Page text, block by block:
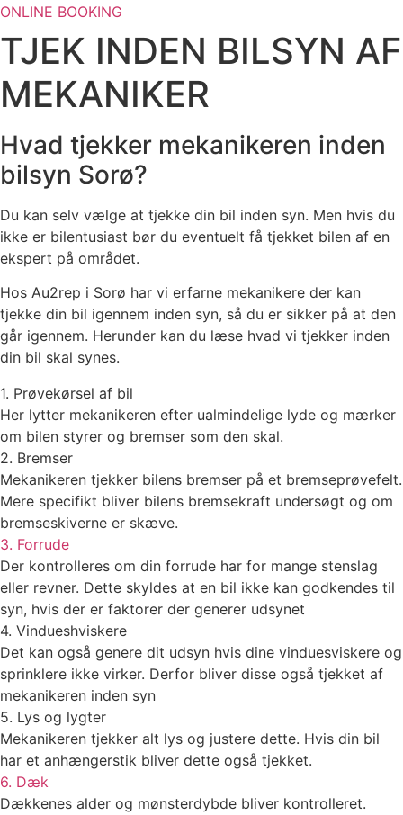
ONLINE BOOKING
TJEK INDEN BILSYN AF
MEKANIKER
Hvad tjekker mekanikeren inden
bilsyn Sorø?​
Du kan selv vælge at tjekke din bil inden syn. Men hvis du
ikke er bilentusiast bør du eventuelt få tjekket bilen af en
ekspert på området.
Hos Au2rep i Sorø har vi erfarne mekanikere der kan
tjekke din bil igennem inden syn, så du er sikker på at den
går igennem. Herunder kan du læse hvad vi tjekker inden
din bil skal synes.
1. Prøvekørsel af bil
Her lytter mekanikeren efter ualmindelige lyde og mærker
om bilen styrer og bremser som den skal.
2. Bremser
Mekanikeren tjekker bilens bremser på et bremseprøvefelt.
Mere specifikt bliver bilens bremsekraft undersøgt og om
bremseskiverne er skæve.
3. Forrude
Der kontrolleres om din forrude har for mange stenslag
eller revner. Dette skyldes at en bil ikke kan godkendes til
syn, hvis der er faktorer der generer udsynet
4. Vindueshviskere
Det kan også genere dit udsyn hvis dine vinduesviskere og
sprinklere ikke virker. Derfor bliver disse også tjekket af
mekanikeren inden syn
5. Lys og lygter
Mekanikeren tjekker alt lys og justere dette. Hvis din bil
har et anhængerstik bliver dette også tjekket.
6. Dæk
Dækkenes alder og mønsterdybde bliver kontrolleret.